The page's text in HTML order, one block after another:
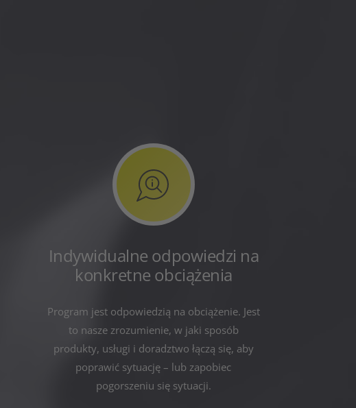
Indywidualne odpowiedzi na
konkretne obciążenia
Program jest odpowiedzią na obciążenie. Jest
to nasze zrozumienie, w jaki sposób
produkty, usługi i doradztwo łączą się, aby
poprawić sytuację – lub zapobiec
pogorszeniu się sytuacji.